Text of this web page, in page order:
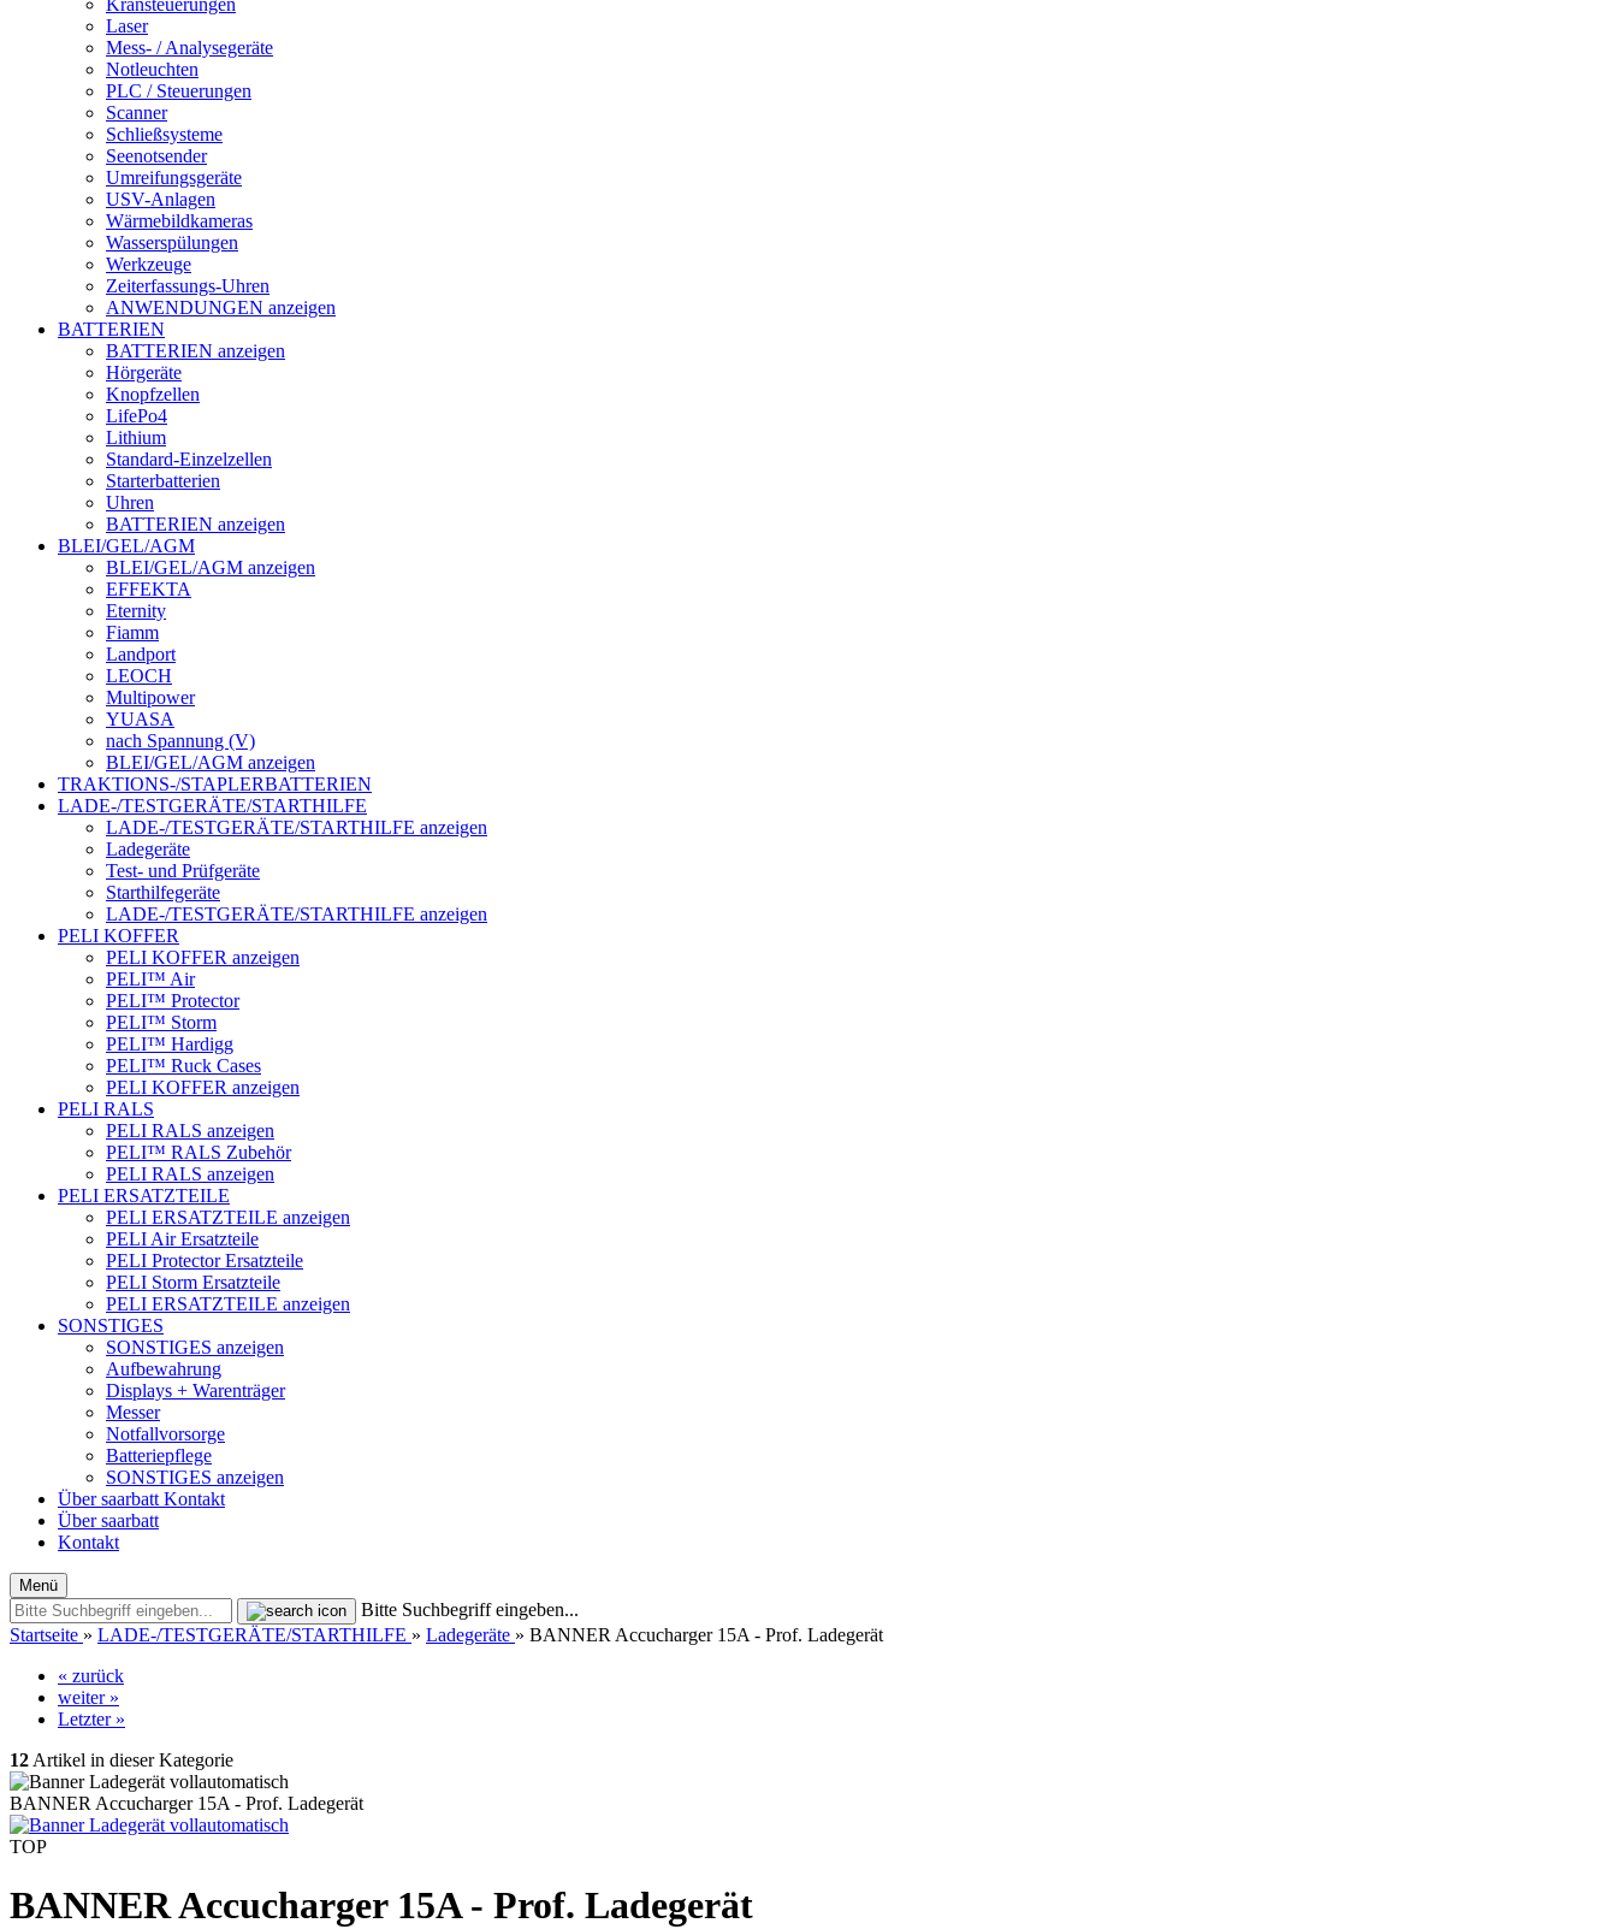
Kransteuerungen
Laser
Mess- / Analysegeräte
Notleuchten
PLC / Steuerungen
Scanner
Schließsysteme
Seenotsender
Umreifungsgeräte
USV-Anlagen
Wärmebildkameras
Wasserspülungen
Werkzeuge
Zeiterfassungs-Uhren
ANWENDUNGEN anzeigen
BATTERIEN
BATTERIEN anzeigen
Hörgeräte
Knopfzellen
LifePo4
Lithium
Standard-Einzelzellen
Starterbatterien
Uhren
BATTERIEN anzeigen
BLEI/GEL/AGM
BLEI/GEL/AGM anzeigen
EFFEKTA
Eternity
Fiamm
Landport
LEOCH
Multipower
YUASA
nach Spannung (V)
BLEI/GEL/AGM anzeigen
TRAKTIONS-/STAPLERBATTERIEN
LADE-/TESTGERÄTE/STARTHILFE
LADE-/TESTGERÄTE/STARTHILFE anzeigen
Ladegeräte
Test- und Prüfgeräte
Starthilfegeräte
LADE-/TESTGERÄTE/STARTHILFE anzeigen
PELI KOFFER
PELI KOFFER anzeigen
PELI™ Air
PELI™ Protector
PELI™ Storm
PELI™ Hardigg
PELI™ Ruck Cases
PELI KOFFER anzeigen
PELI RALS
PELI RALS anzeigen
PELI™ RALS Zubehör
PELI RALS anzeigen
PELI ERSATZTEILE
PELI ERSATZTEILE anzeigen
PELI Air Ersatzteile
PELI Protector Ersatzteile
PELI Storm Ersatzteile
PELI ERSATZTEILE anzeigen
SONSTIGES
SONSTIGES anzeigen
Aufbewahrung
Displays + Warenträger
Messer
Notfallvorsorge
Batteriepflege
SONSTIGES anzeigen
Über saarbatt Kontakt
Über saarbatt
Kontakt
Menü
Bitte Suchbegriff eingeben...
Startseite » LADE-/TESTGERÄTE/STARTHILFE » Ladegeräte » BANNER Accucharger 15A - Prof. Ladegerät
« zurück
weiter »
Letzter »
12 Artikel in dieser Kategorie
BANNER Accucharger 15A - Prof. Ladegerät
TOP
BANNER Accucharger 15A - Prof. Ladegerät